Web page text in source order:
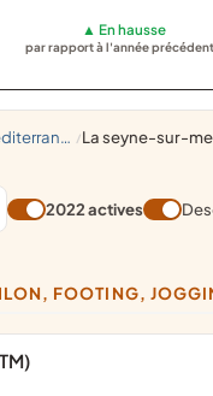
/ la seyne-sur-
▲ En hausse
par rapport à l'année
2022 actives
FOOTING,